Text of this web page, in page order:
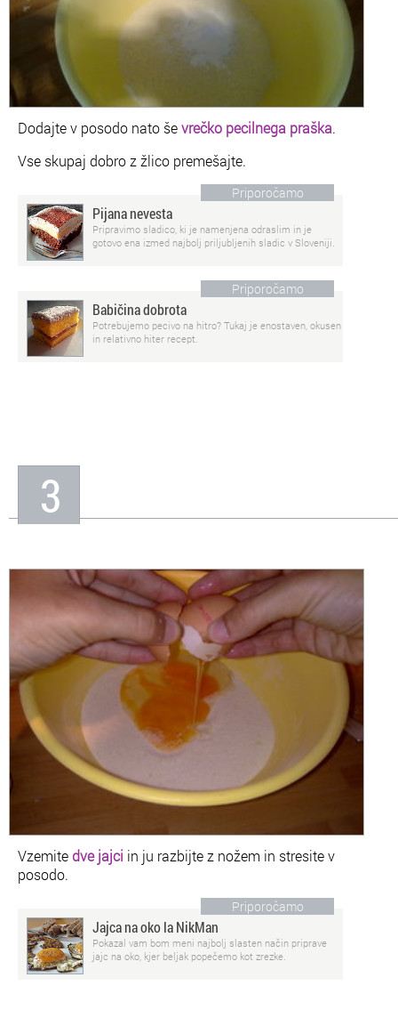
Dodajte v posodo nato ševrečko pecilnega praška.
Vse skupaj dobro z žlico premešajte.
Priporočamo
Pijana nevesta
Pripravimo sladico, ki je namenjena odraslim in je
gotovo ena izmed najbolj priljubljenih sladic v Sloveniji.
Priporočamo
Babičina dobrota
Potrebujemo pecivo na hitro? Tukaj je enostaven, okusen
in relativno hiter recept.
3
Vzemite dve jajci in ju razbijte z nožem in stresite v
posodo.
Priporočamo
Jajca na oko la NikMan
Pokazal vam bom meni najbolj slasten način priprave
jajc na oko, kjer beljak popečemo kot zrezke.